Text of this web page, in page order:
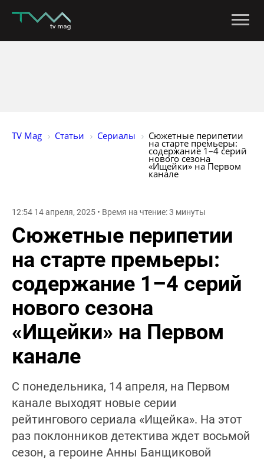
TV Mag Статьи Сериалы Сюжетные перипетии
на старте премьеры:
содержание 1–4 серий
нового сезона
«Ищейки» на Первом
канале
12:54 14 апреля, 2025 • Время на чтение: 3 минуты
Сюжетные перипетии
на старте премьеры:
содержание 1–4 серий
нового сезона
«Ищейки» на Первом
канале
С понедельника, 14 апреля, на Первом
канале выходят новые серии
рейтингового сериала «Ищейка». На этот
раз поклонников детектива ждет восьмой
сезон, а героине Анны Банщиковой